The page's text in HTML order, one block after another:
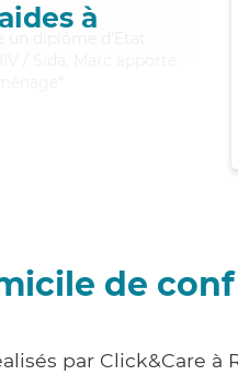
à
un diplôme d'Etat
/ Sida, Marc apporte
de
par Click&Care à